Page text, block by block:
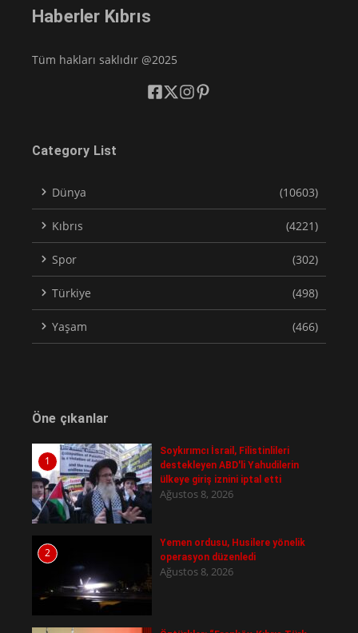
Haberler Kıbrıs
Tüm hakları saklıdır @2025
Category List
Dünya (10603)
Kıbrıs (4221)
Spor (302)
Türkiye (498)
Yaşam (466)
Öne çıkanlar
1
Soykırımcı İsrail, Filistinlileri
destekleyen ABD'li Yahudilerin
ülkeye giriş iznini iptal etti
Ağustos 8, 2026
2
Yemen ordusu, Husilere yönelik
operasyon düzenledi
Ağustos 8, 2026